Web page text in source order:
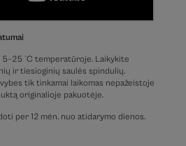
°C temperatūroje. Laikykite
ir tiesioginių saulės spindulių.
tik tinkamai laikomas nepažeistoje
originalioje pakuotėje.
per 12 mėn. nuo atidarymo dienos.